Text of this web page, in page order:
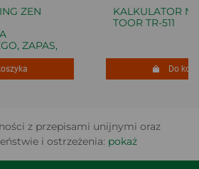
ZEN
ZAPAS,
KALKULATOR
TOOR TR-511
Do
z przepisami unijnymi oraz
i ostrzeżenia: pokaż